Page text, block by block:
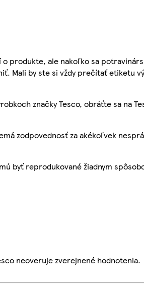
produkte, ale nakoľko sa
Mali by ste si vždy prečítať etiketu
značky Tesco, obráťte sa na
zodpovednosť za akékoľvek
byť reprodukované žiadnym
neoveruje zverejnené hodnotenia.